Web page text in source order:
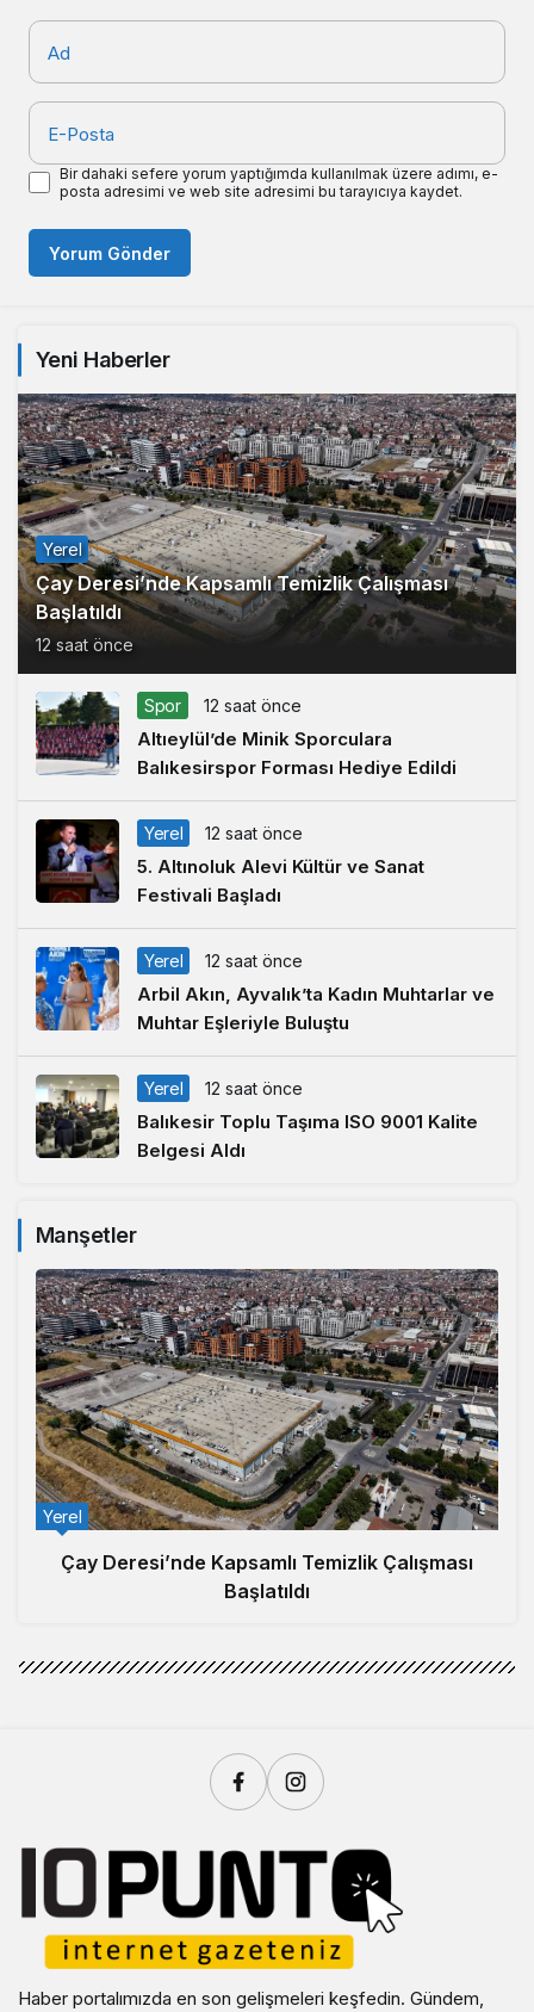
Ad
E-Posta
Bir dahaki sefere yorum yaptığımda kullanılmak üzere adımı, e-
posta adresimi ve web site adresimi bu tarayıcıya kaydet.
Yorum Gönder
Yeni Haberler
Yerel
Çay Deresi’nde Kapsamlı Temizlik Çalışması
Başlatıldı
12 saat önce
Spor 12 saat önce
Altıeylül’de Minik Sporculara
Balıkesirspor Forması Hediye Edildi
Yerel 12 saat önce
5. Altınoluk Alevi Kültür ve Sanat
Festivali Başladı
Yerel 12 saat önce
Arbil Akın, Ayvalık’ta Kadın Muhtarlar ve
Muhtar Eşleriyle Buluştu
Yerel 12 saat önce
Balıkesir Toplu Taşıma ISO 9001 Kalite
Belgesi Aldı
Manşetler
Yerel
Çay Deresi’nde Kapsamlı Temizlik Çalışması
Başlatıldı
Haber portalımızda en son gelişmeleri keşfedin. Gündem,